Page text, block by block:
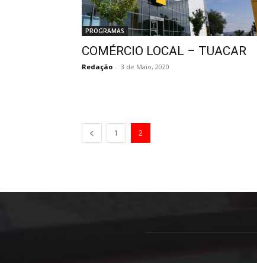
PROGRAMAS
COMÉRCIO LOCAL – TUACAR
Redação - 3 de Maio, 2020
1 2